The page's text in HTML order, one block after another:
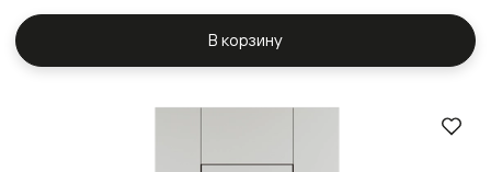
В корзину